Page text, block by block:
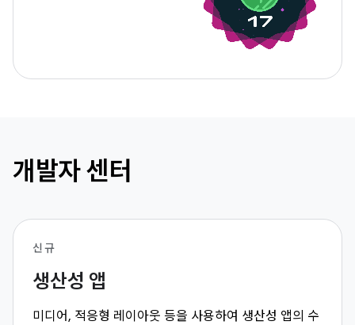
개발자 센터
신규
생산성 앱
미디어, 적응형 레이아웃 등을 사용하여 생산성 앱의 수